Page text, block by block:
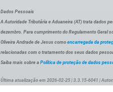
Dados Pessoais
A Autoridade Tributária e Aduaneira (AT) trata dados
dezembro. Para cumprimento do Regulamento Geral
Oliveira Andrade de Jesus como encarregada da
relacionadas com o tratamento dos seus dados
Saiba mais sobre a Política de proteção de dados
Última atualização em 2026-02-25 | 3.3.15-6041 |